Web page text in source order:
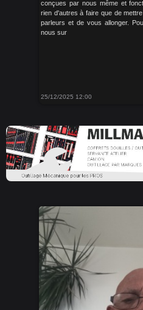
conçues par nous même et
rien d'autres à faire que de
parleurs et de vous allonger.
nous sur
25/12/2025 12:00